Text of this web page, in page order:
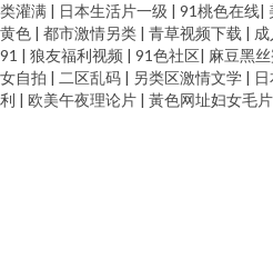
类灌满 | 日本生活片一级 | 91桃色在线|
黄色 | 都市激情另类 | 青草视频下载 |
91 | 狼友福利视频 | 91色社区| 麻豆黑
女自拍 | 二区乱码 | 另类区激情文学 |
利 | 欧美午夜理论片 | 黃色网址妇女毛片